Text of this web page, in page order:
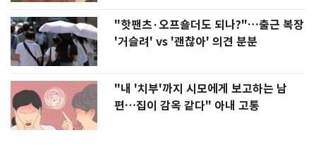
"핫팬츠·오프숄더도 되나?"…출근 복장
'거슬려' vs '괜찮아' 의견 분분
"내 '치부'까지 시모에게 보고하는 남
편…집이 감옥 같다" 아내 고통